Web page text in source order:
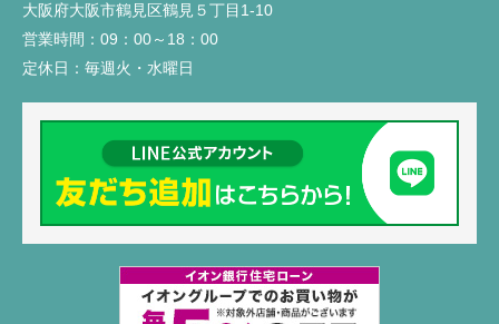
大阪府大阪市鶴見区鶴見５丁目1-10
営業時間： 09：00～18：00
定休日： 毎週火・水曜日